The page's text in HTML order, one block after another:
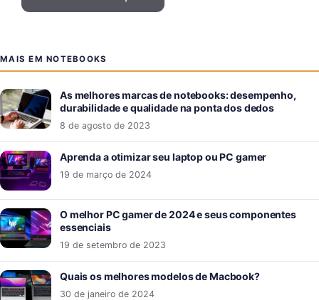
MAIS EM NOTEBOOKS
As melhores marcas de notebooks: desempenho,
durabilidade e qualidade na ponta dos dedos
8 de agosto de 2023
Aprenda a otimizar seu laptop ou PC gamer
19 de março de 2024
O melhor PC gamer de 2024 e seus componentes
essenciais
19 de setembro de 2023
Quais os melhores modelos de Macbook?
30 de janeiro de 2024